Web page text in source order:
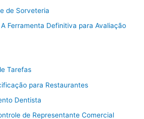
de Sorveteria
Ferramenta Definitiva para Avaliação
Tarefas
para Restaurantes
Dentista
de Representante Comercial